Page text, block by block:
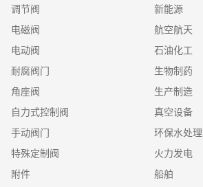
调节阀
电磁阀
电动阀
耐腐阀门
角座阀
自力式控制阀
手动阀门
特殊定制阀
附件
新能源
航空航天
石油化工
生物制药
生产制造
真空设备
环保水处理
火力发电
船舶